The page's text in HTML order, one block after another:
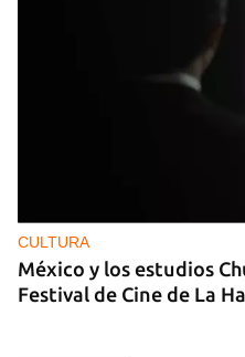
CULTURA
México y los estudios
Festival de Cine de La